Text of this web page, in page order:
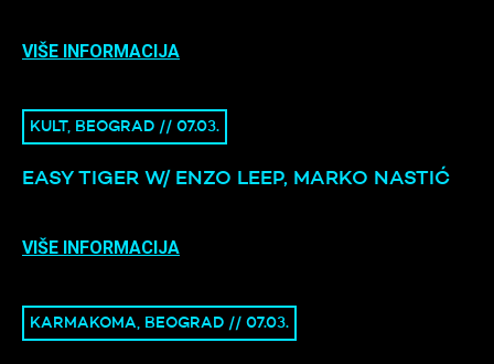
VIŠE INFORMACIJA
KULT, BEOGRAD // 07.03.
EASY TIGER W/ ENZO LEEP, MARKO NASTIĆ
VIŠE INFORMACIJA
KARMAKOMA, BEOGRAD // 07.03.